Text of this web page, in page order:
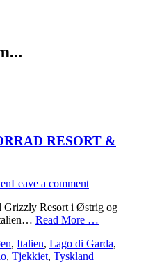
RESORT &
Leave a comment
Grizzly Resort i Østrig og
Read More …
, Italien, Lago di Garda,
, Tjekkiet, Tyskland